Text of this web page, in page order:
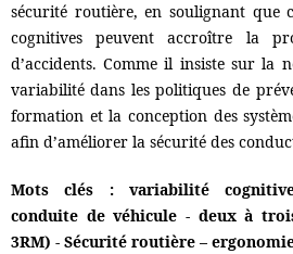
sécurité routière, en soulignant que
cognitives peuvent accroître la
d’accidents. Comme il insiste sur la
variabilité dans les politiques de
formation et la conception des
afin d’améliorer la sécurité des
Mots clés : variabilité
conduite de véhicule - deux à
3RM) - Sécurité routière –